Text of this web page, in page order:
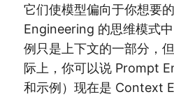
它们使模型偏向于你想要
Engineering 的思维模式
例只是上下文的一部分，
际上，你可以说 Prompt
和示例）现在是 Context